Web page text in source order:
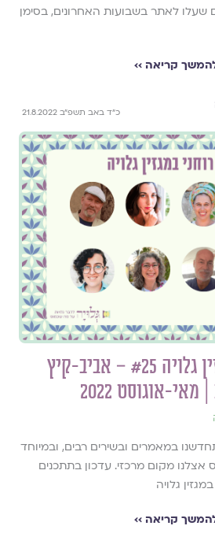
שעלו לאתר בשבועות האחרונים, בסימן
קריאה ››
כ״ד באב תשפ״ב 21.8.2022
מה חדש במגזין גלויה #25 – אביב-קיץ
אוגוסט 2022
במאמרים ובשירים רבים, ובמיוחד
אצלנו מקום מרכזי. עדכון בתתכנים
גלויה
קריאה ››